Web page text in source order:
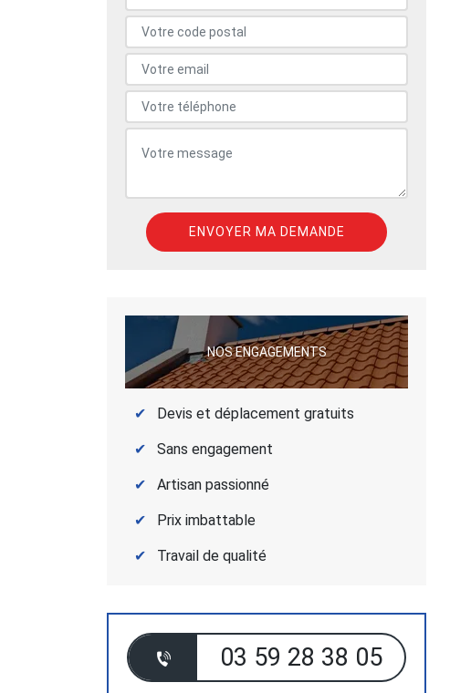
NOS ENGAGEMENTS
Devis et déplacement gratuits
Sans engagement
Artisan passionné
Prix imbattable
Travail de qualité
03 59 28 38 05